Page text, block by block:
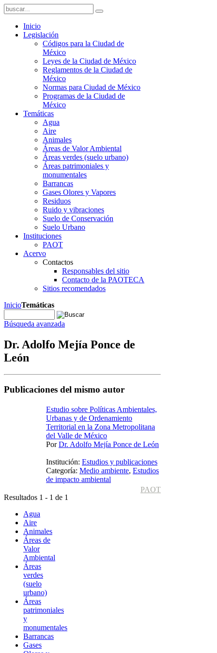
Inicio
Legislación
Códigos para la Ciudad de
México
Leyes de la Ciudad de México
Reglamentos de la Ciudad de
México
Normas para Ciudad de México
Programas de la Ciudad de
México
Temáticas
Agua
Aire
Animales
Áreas de Valor Ambiental
Áreas verdes (suelo urbano)
Áreas patrimoniales y
monumentales
Barrancas
Gases Olores y Vapores
Residuos
Ruido y vibraciones
Suelo de Conservación
Suelo Urbano
Instituciones
PAOT
Acervo
Contactos
Responsables del sitio
Contacto de la PAOTECA
Sitios recomendados
InicioTemáticas
Búsqueda avanzada
Dr. Adolfo Mejía Ponce de
León
Publicaciones del mismo autor
Estudio sobre Políticas Ambientales,
Urbanas y de Ordenamiento
Territorial en la Zona Metropolitana
del Valle de México
PorDr. Adolfo Mejía Ponce de León
Institución: Estudios y publicaciones
Categoría: Medio ambiente, Estudios
de impacto ambiental
PAOT
Resultados 1 - 1 de 1
Agua
Aire
Animales
Áreas de
Valor
Ambiental
Áreas
verdes
(suelo
urbano)
Áreas
patrimoniales
y
monumentales
Barrancas
Gases